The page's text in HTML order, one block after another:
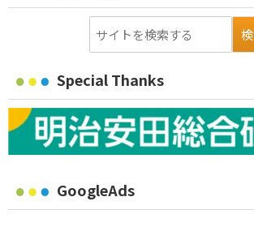
Special Thanks
GoogleAds